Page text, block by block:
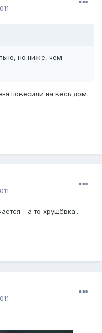
но ниже, чем
повесили на весь дом
- а то хрущёвка...